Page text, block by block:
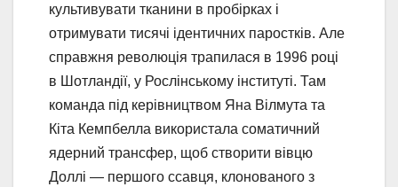
культивувати тканини в пробірках і
отримувати тисячі ідентичних паростків. Але
справжня революція трапилася в 1996 році
в Шотландії, у Рослінському інституті. Там
команда під керівництвом Яна Вілмута та
Кіта Кемпбелла використала соматичний
ядерний трансфер, щоб створити вівцю
Доллі — першого ссавця, клонованого з